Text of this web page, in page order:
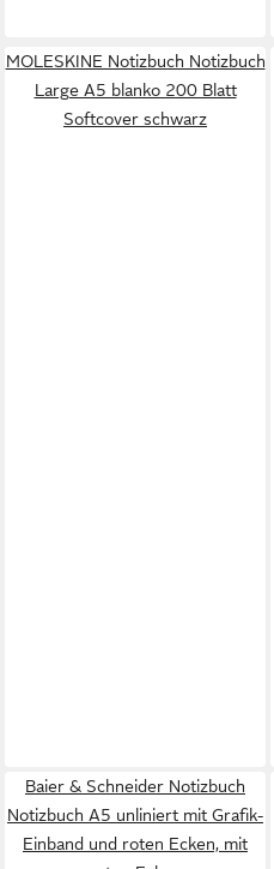
MOLESKINE Notizbuch Notizbuch
Large A5 blanko 200 Blatt
Softcover schwarz
Baier & Schneider Notizbuch
Notizbuch A5 unliniert mit Grafik-
Einband und roten Ecken, mit